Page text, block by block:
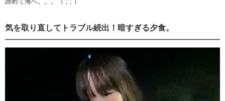
気を取り直してトラブル続出！暗すぎる夕食。